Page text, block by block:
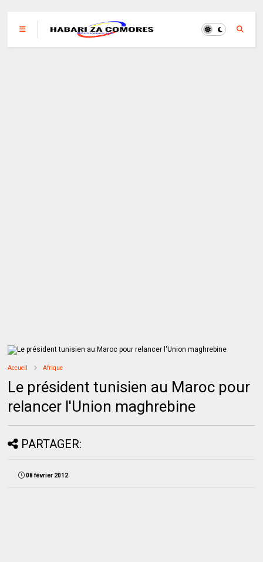
Accueil Afrique
Le président tunisien au Maroc pour
relancer l'Union maghrebine
PARTAGER:
08 février 2012